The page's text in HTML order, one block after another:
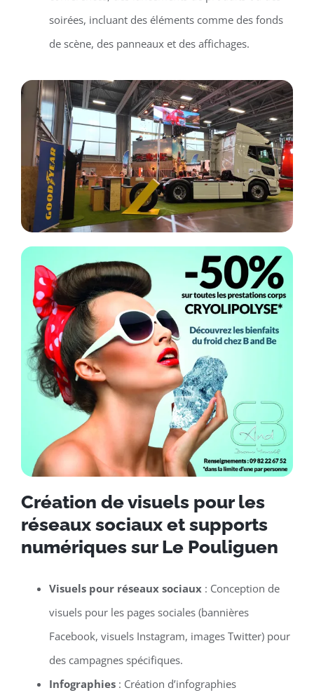
soirées, incluant des éléments comme des fonds
de scène, des panneaux et des affichages.
Création de visuels pour les
réseaux sociaux et supports
numériques sur Le Pouliguen
Visuels pour réseaux sociaux: Conception de
visuels pour les pages sociales (bannières
Facebook, visuels Instagram, images Twitter) pour
des campagnes spécifiques.
Infographies: Création d’infographies